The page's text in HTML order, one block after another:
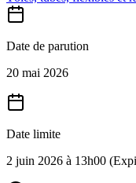
Date de parution
20 mai 2026
Date limite
2 juin 2026 à 13h00